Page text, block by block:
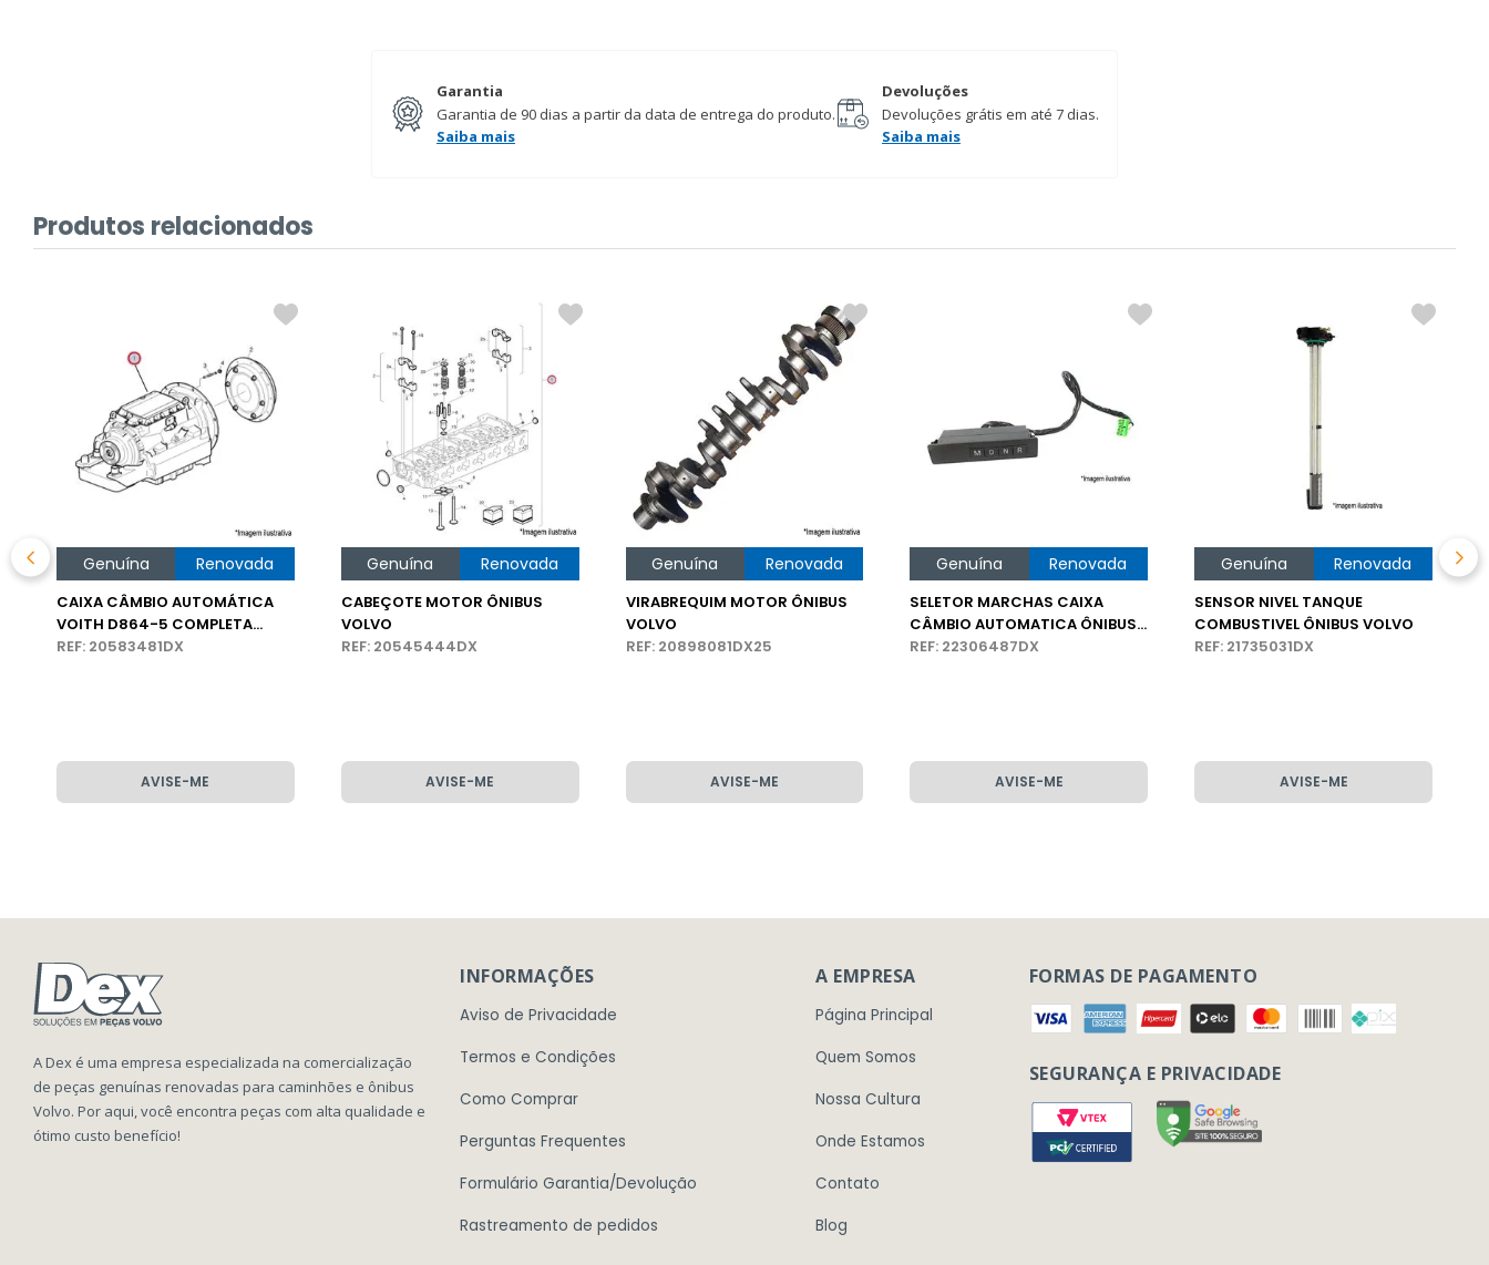
Garantia
Garantia de 90 dias a partir da data de entrega do produto.
Saiba mais
Devoluções
Devoluções grátis em até 7 dias.
Saiba mais
Produtos relacionados
Genuína Renovada
CAIXA CÂMBIO AUTOMÁTICA
VOITH D864-5 COMPLETA
ÔNIBUS VOLVO
REF: 20583481DX
AVISE-ME
Genuína Renovada
CABEÇOTE MOTOR ÔNIBUS
VOLVO
REF: 20545444DX
AVISE-ME
Genuína Renovada
VIRABREQUIM MOTOR ÔNIBUS
VOLVO
REF: 20898081DX25
AVISE-ME
Genuína Renovada
SELETOR MARCHAS CAIXA
CÂMBIO AUTOMATICA ÔNIBUS
VOLVO
REF: 22306487DX
AVISE-ME
Genuína Renovada
SENSOR NIVEL TANQUE
COMBUSTIVEL ÔNIBUS VOLVO
REF: 21735031DX
AVISE-ME
A Dex é uma empresa especializada na comercialização
de peças genuínas renovadas para caminhões e ônibus
Volvo. Por aqui, você encontra peças com alta qualidade e
ótimo custo benefício!
INFORMAÇÕES
Aviso de Privacidade
Termos e Condições
Como Comprar
Perguntas Frequentes
Formulário Garantia/Devolução
Rastreamento de pedidos
A EMPRESA
Página Principal
Quem Somos
Nossa Cultura
Onde Estamos
Contato
Blog
FORMAS DE PAGAMENTO
SEGURANÇA E PRIVACIDADE